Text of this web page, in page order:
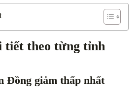
tiết theo từng tỉnh
Đồng giảm thấp nhất